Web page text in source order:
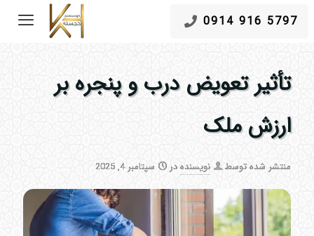
5797 916 0914
تأثیر تعویض درب و پنجره بر
ارزش ملک
منتشر شده توسط نویسندهدر سپتامبر 4, 2025